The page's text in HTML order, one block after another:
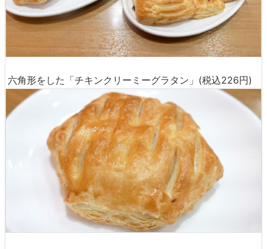
六角形をした「チキンクリーミーグラタン」(税込226円)